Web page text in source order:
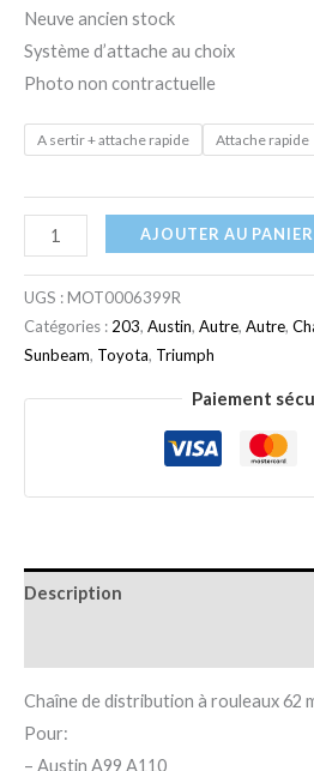
Neuve ancien stock
Système d’attache au choix
Photo non contractuelle
A sertir + attache rapide Attache rapide
AJOUTER AU PANIER
UGS :MOT0006399R
Catégories : 203, Austin, Autre, Autre,
Sunbeam, Toyota, Triumph
Paiement
Description
Chaîne de distribution à rouleaux 62
Pour:
– Austin A99 A110